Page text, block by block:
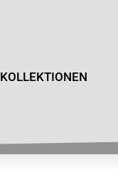
KOLLEKTIONEN